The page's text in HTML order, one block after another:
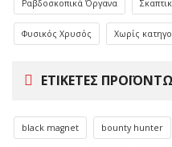
Ραβδοσκοπικά Όργανα
Φυσικός Χρυσός Χωρίς
ΕΤΙΚΈΤΕΣ
black magnet bounty hunter